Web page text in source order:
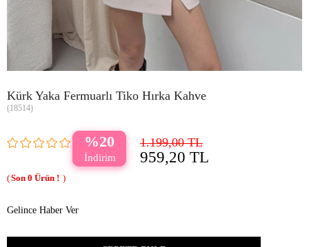
Kürk Yaka Fermuarlı Tiko Hırka Kahve
(18514)
20 1.199,00 TL
959,20 TL
0
Gelince Haber Ver